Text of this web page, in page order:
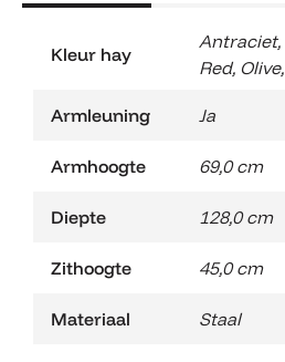
Kleur hay
Antraciet,
Red, Olive,
Armleuning Ja
Armhoogte 69,0 cm
Diepte 128,0 cm
Zithoogte 45,0 cm
Materiaal Staal